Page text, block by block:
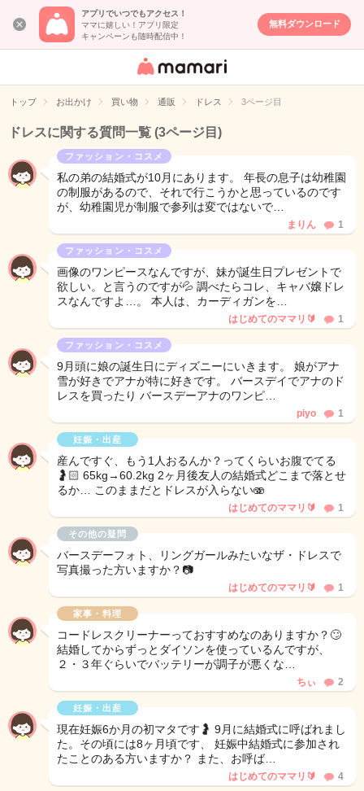
アプリでいつでもアクセス！
ママに嬉しい！アプリ限定
キャンペーンも随時配信中！
無料ダウンロード
女性専用匿名QA
イト
トップ お出かけ 買い物 通販 ドレス 3ページ目
ドレスに関する質問一覧 (3ページ目)
ファッション・コスメ
私の弟の結婚式が10月にあります。 年長の息子は幼稚園
の制服があるので、それで行こうかと思っているのです
が、幼稚園児が制服で参列は変ではないで…
まりん 1
ファッション・コスメ
画像のワンピースなんですが、妹が誕生日プレゼントで
欲しい。と言うのですが💦 調べたらコレ、キャバ嬢ドレ
スなんですよ…。 本人は、カーディガンを…
はじめてのママリ🔰 1
ファッション・コスメ
9月頭に娘の誕生日にディズニーにいきます。 娘がアナ
雪が好きでアナが特に好きです。 バースデイでアナのド
レスを買ったり バースデーアナのワンピ…
piyo 1
妊娠・出産
産んですぐ、もう1人おるんか？ってくらいお腹でてる
🤰🏻 65kg→60.2kg 2ヶ月後友人の結婚式どこまで落とせ
るか… このままだとドレスが入らない🫨
はじめてのママリ🔰 1
その他の疑問
バースデーフォト、リングガールみたいなザ・ドレスで
写真撮った方いますか？📷
はじめてのママリ🔰 1
家事・料理
コードレスクリーナーっておすすめなのありますか？🙄
結婚してからずっとダイソンを使っているんですが、
２・３年ぐらいでバッテリーが調子が悪くな…
ちぃ 2
妊娠・出産
現在妊娠6か月の初マタです🤰 9月に結婚式に呼ばれまし
た。その頃には8ヶ月頃です、 妊娠中結婚式に参加され
たことのある方いますか？ また、お呼ば…
はじめてのママリ🔰 4